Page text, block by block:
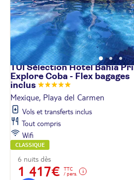
TUI Sélection Hôtel Bahia
Explore Coba - Flex bagages
inclus
Mexique, Playa del Carmen
Vols et transferts inclus
Tout compris
Wifi
CLASSIQUE
6 nuits dès
1 417€
TTC
/ pers.